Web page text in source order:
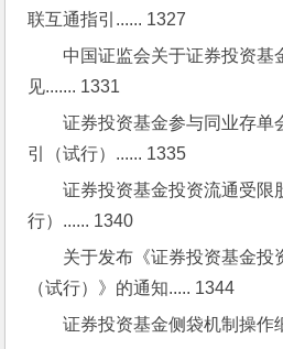
联互通指引...... 1327
中国证监会关于证券投资基
见....... 1331
证券投资基金参与同业存单
引（试行）...... 1335
证券投资基金投资流通受限
行）...... 1340
关于发布《证券投资基金投
（试行）》的通知..... 1344
证券投资基金侧袋机制操作